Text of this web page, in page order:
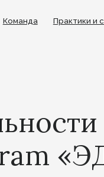
Практики и